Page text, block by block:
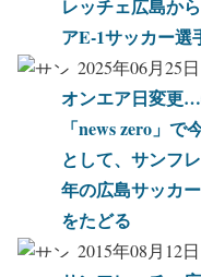
レッチェ広島か
アE-1サッカー選
2025年06月25日
オンエア日変更
「news zero」
として、サンフ
年の広島サッカ
をたどる
2015年08月12日